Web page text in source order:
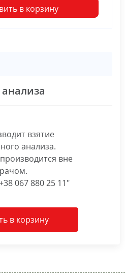
в корзину
взятие
анализа.
вне
067 880 25 11"
в корзину